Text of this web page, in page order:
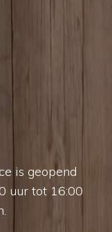
is geopend
uur tot 16:00